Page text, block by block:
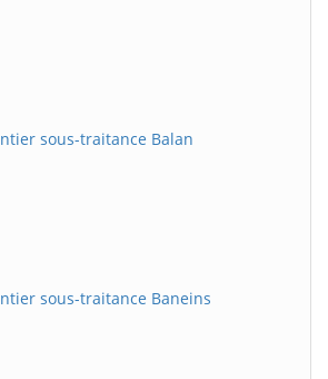
sous-traitance Balan
sous-traitance Baneins